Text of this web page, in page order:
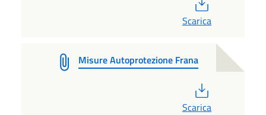
Scarica
Misure Autoprotezione Frana
Scarica